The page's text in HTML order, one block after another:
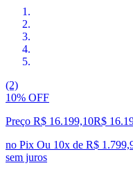
(2)
10% OFF
Preço R$ 16.199,10R$
no Pix Ou 10x de R$
sem juros